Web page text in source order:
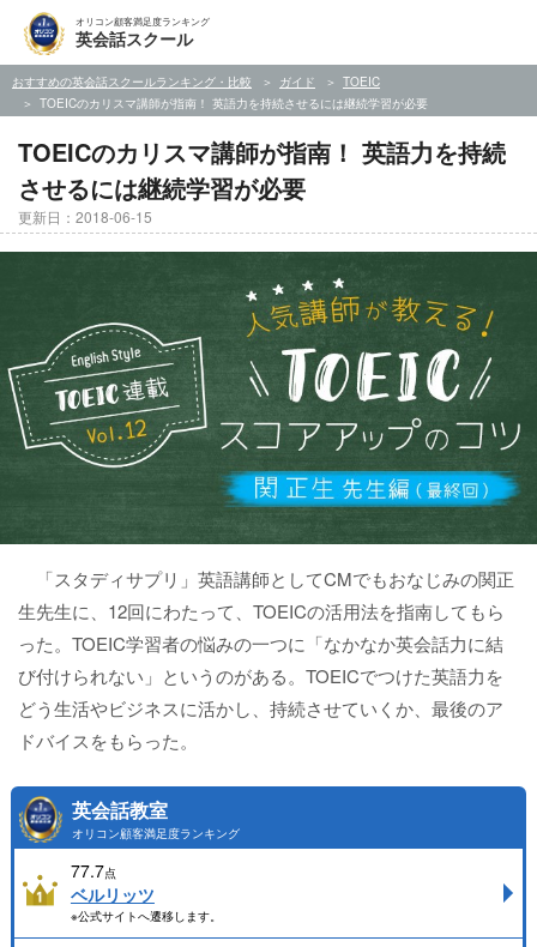
オリコン顧客満足度ランキング
英会話スクール
おすすめの英会話スクールランキング・比較 ガイド
TOEIC
TOEICのカリスマ講師が指南！ 英語力を持続させるには継続学習が必要
TOEICのカリスマ講師が指南！ 英語力を持続
させるには継続学習が必要
更新日：2018-06-15
「スタディサプリ」英語講師としてCMでもおなじみの関正
生先生に、12回にわたって、TOEICの活用法を指南してもら
った。TOEIC学習者の悩みの一つに「なかなか英会話力に結
び付けられない」というのがある。TOEICでつけた英語力を
どう生活やビジネスに活かし、持続させていくか、最後のア
ドバイスをもらった。
英会話教室
オリコン顧客満足度ランキング
77.7点
ベルリッツ
※公式サイトへ遷移します。